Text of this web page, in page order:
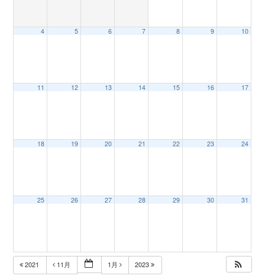
4 5 6 7 8 9 10
11 12 13 14 15 16 17
18 19 20 21 22 23 24
25 26 27 28 29 30 31
2021 11月 1月 2023